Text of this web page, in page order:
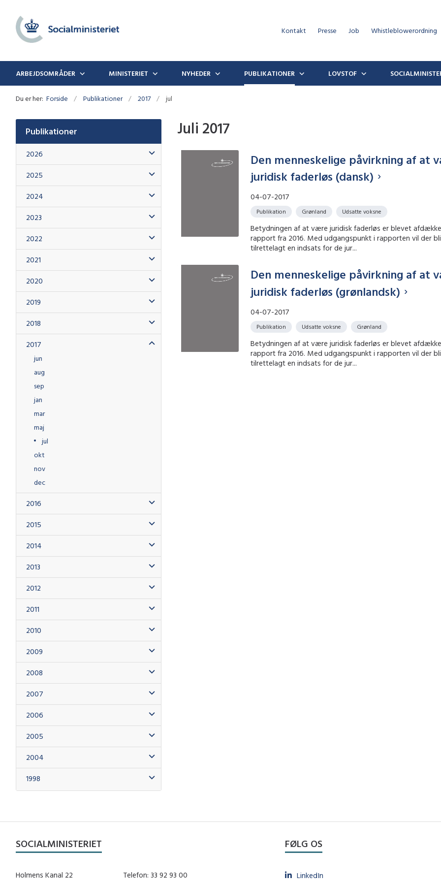
Kontakt Presse Job Whistleblowerordning
ARBEJDSOMRÅDER MINISTERIET NYHEDER PUBLIKATIONER LOVSTOF
Du er her: Forside Publikationer 2017 jul
Publikationer
2026
2025
2024
2023
2022
2021
2020
2019
2018
2017
jun
aug
sep
jan
mar
maj
jul
okt
nov
dec
2016
2015
2014
2013
2012
2011
2010
2009
2008
2007
2006
2005
2004
1998
Juli 2017
Den menneskelige påvirkning af at
juridisk faderløs (dansk)
04-07-2017
Publikation Grønland Udsatte voksne
Betydningen af at være juridisk faderløs er blevet
rapport fra 2016. Med udgangspunkt i rapporten vil der
tilrettelagt en indsats for de jur...
Den menneskelige påvirkning af at
juridisk faderløs (grønlandsk)
04-07-2017
Publikation Udsatte voksne Grønland
Betydningen af at være juridisk faderløs er blevet
rapport fra 2016. Med udgangspunkt i rapporten vil der
tilrettelagt en indsats for de jur...
SOCIALMINISTERIET
Holmens Kanal 22
Telefon: 33 92 93 00
FØLG OS
LinkedIn